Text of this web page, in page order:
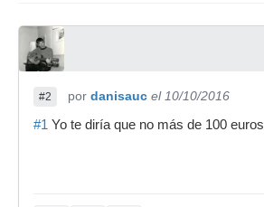
#2 por danisauc el 10/10/2016
#1 Yo te diría que no más de 100 euros